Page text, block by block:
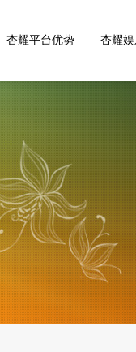
杏耀平台优势 杏耀